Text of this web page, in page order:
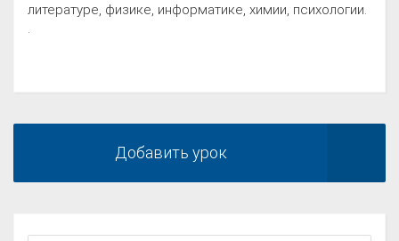
литературе, физике, информатике, химии, психологии.
Добавить урок